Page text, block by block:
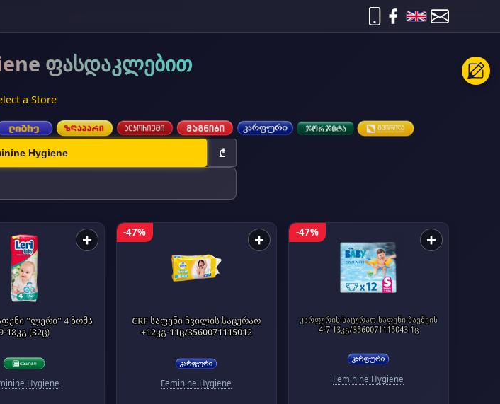
ფასდაკლებით
a Store
Hygiene ₾
+
"ლერი" 4 ზომა
18კგ (32ც)
Hygiene
-47% +
CRF საფენი ჩვილის საცურაო
+12კგ-11ც/3560071115012
Feminine Hygiene
-47% +
კარფურის საცურაო საფენი ბავშვის
4-7 13კგ/3560071115043 1ც
Feminine Hygiene